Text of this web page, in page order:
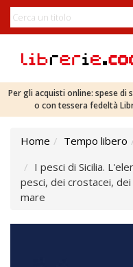
Per gli acquisti online: spese di
o con tessera fedeltà
Home Tempo libero
I pesci di Sicilia.
pesci, dei crostacei,
mare